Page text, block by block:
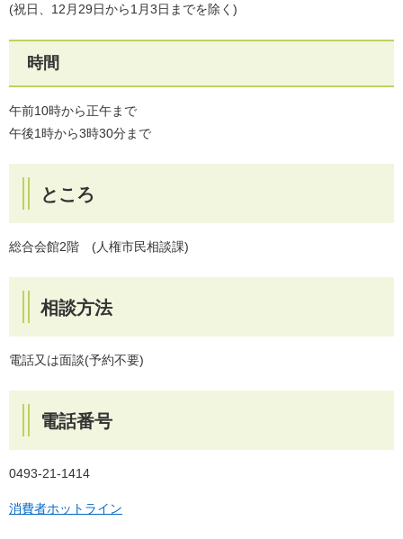
(祝日、12月29日から1月3日までを除く)
時間
午前10時から正午まで
午後1時から3時30分まで
ところ
総合会館2階 (人権市民相談課)
相談方法
電話又は面談(予約不要)
電話番号
0493-21-1414
消費者ホットライン